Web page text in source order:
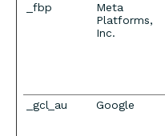
_fbp
Meta
Platforms,
Inc.
_gcl_au Google